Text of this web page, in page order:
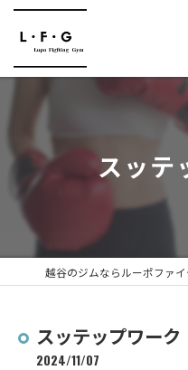
スッテ
スッテップワーク
2024/11/07